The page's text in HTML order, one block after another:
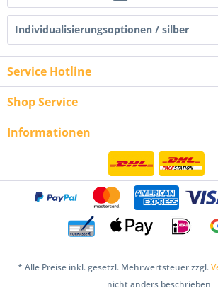
Individualisierungsoptionen / silber
Service Hotline
Shop Service
Informationen
* Alle Preise inkl. gesetzl. Mehrwertsteuer zzgl.
nicht anders beschrieben